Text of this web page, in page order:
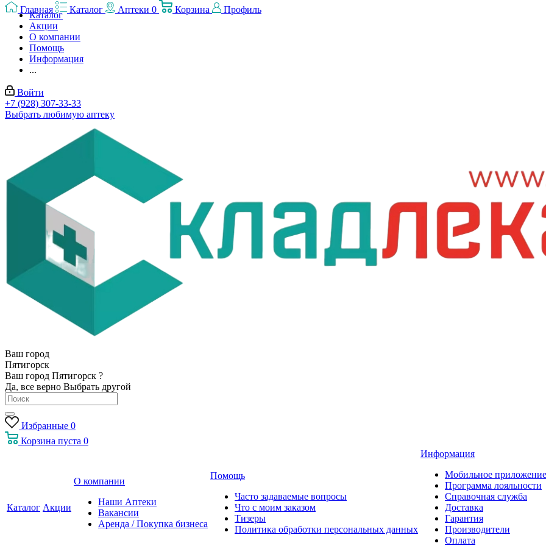
Каталог
Акции
О компании
Помощь
Информация
...
Войти
+7 (928) 307-33-33
Выбрать любимую аптеку
Ваш город
Пятигорск
Ваш город Пятигорск ?
Да, все верно Выбрать другой
Избранные 0
Корзина пуста 0
Каталог Акции
О компании
Наши Аптеки
Вакансии
Аренда / Покупка бизнеса
Помощь
Часто задаваемые вопросы
Что с моим заказом
Тизеры
Политика обработки персональных данных
Информация
Мобильное приложение
Программа лояльности
Справочная служба
Доставка
Гарантия
Производители
Оплата
Главная Каталог Аптеки 0 Корзина Профиль